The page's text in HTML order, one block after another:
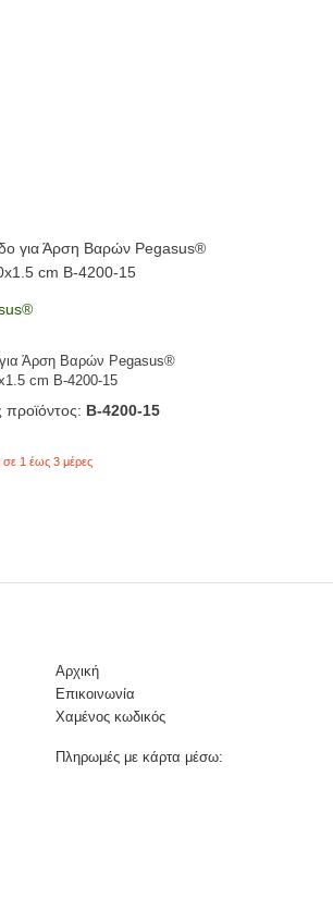
Άρση Βαρών Pegasus®
cm Β-4200-15
προϊόντος: Β-4200-15
1 έως 3 μέρες
Αρχική
Επικοινωνία
Χαμένος κωδικός
Πληρωμές με κάρτα μέσω: